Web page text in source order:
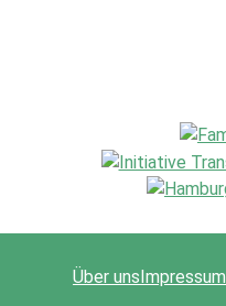
Über uns Impressum